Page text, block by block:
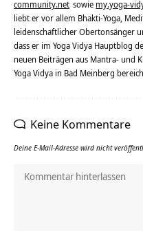
community.net sowie my.yoga-
liebt er vor allem Bhakti-Yoga,
leidenschaftlicher Obertonsänger
dass er im Yoga Vidya Hauptblog
neuen Beiträgen aus Mantra- und
Yoga Vidya in Bad Meinberg
Keine Kommentare
Deine E-Mail-Adresse wird nicht